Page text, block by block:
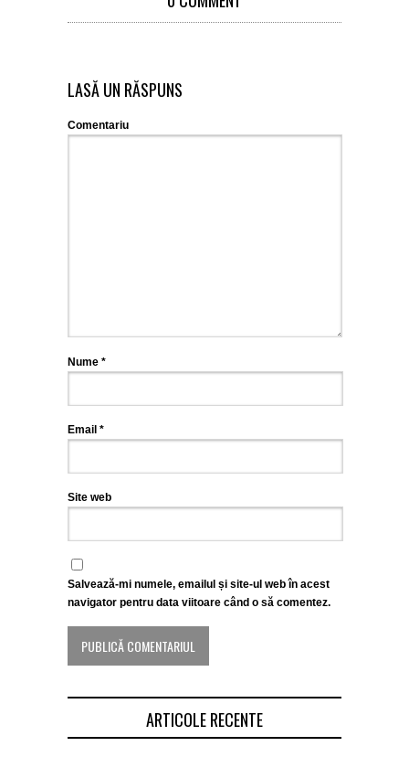
LASĂ UN RĂSPUNS
Comentariu
Nume *
Email *
Site web
Salvează-mi numele, emailul și site-ul web în acest
navigator pentru data viitoare când o să comentez.
ARTICOLE RECENTE